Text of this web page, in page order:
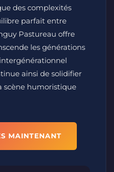
des complexités
parfait entre
Pastureau offre
les générations
ainsi de solidifier
scène humoristique
MAINTENANT